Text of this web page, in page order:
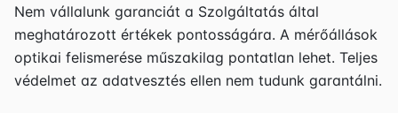
Nem vállalunk garanciát a Szolgáltatás által
meghatározott értékek pontosságára. A mérőállások
optikai felismerése műszakilag pontatlan lehet. Teljes
védelmet az adatvesztés ellen nem tudunk garantálni.